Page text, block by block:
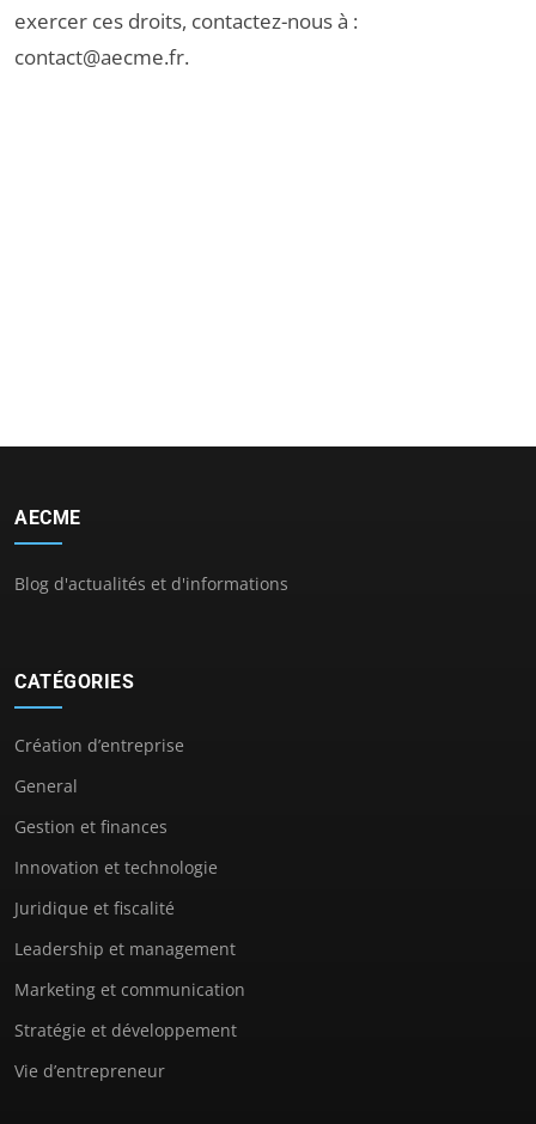
exercer ces droits, contactez-nous à :
contact@aecme.fr.
AECME
Blog d'actualités et d'informations
CATÉGORIES
Création d’entreprise
General
Gestion et finances
Innovation et technologie
Juridique et fiscalité
Leadership et management
Marketing et communication
Stratégie et développement
Vie d’entrepreneur